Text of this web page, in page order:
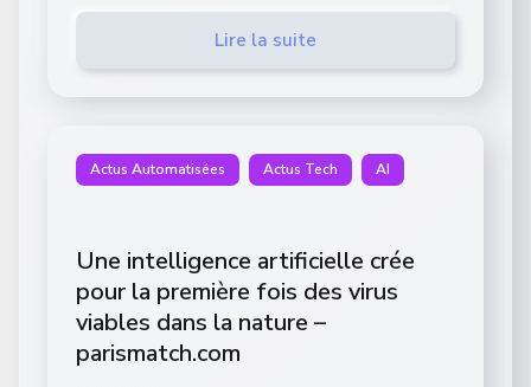
Lire la suite
Actus Automatisées Actus Tech AI
Une intelligence artificielle crée
pour la première fois des virus
viables dans la nature –
parismatch.com